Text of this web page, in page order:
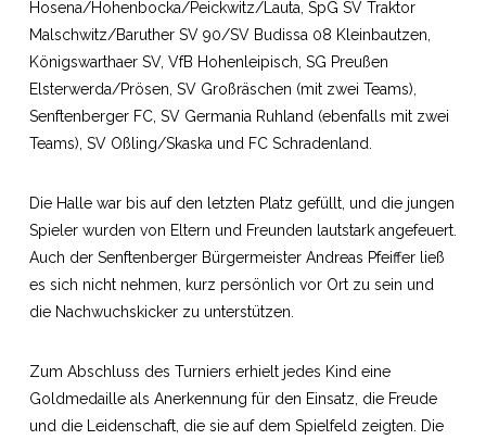
Hosena/Hohenbocka/Peickwitz/Lauta, SpG SV Traktor
Malschwitz/Baruther SV 90/SV Budissa 08 Kleinbautzen,
Königswarthaer SV, VfB Hohenleipisch, SG Preußen
Elsterwerda/Prösen, SV Großräschen (mit zwei Teams),
Senftenberger FC, SV Germania Ruhland (ebenfalls mit zwei
Teams), SV Oßling/Skaska und FC Schradenland.
Die Halle war bis auf den letzten Platz gefüllt, und die jungen
Spieler wurden von Eltern und Freunden lautstark angefeuert.
Auch der Senftenberger Bürgermeister Andreas Pfeiffer ließ
es sich nicht nehmen, kurz persönlich vor Ort zu sein und
die Nachwuchskicker zu unterstützen.
Zum Abschluss des Turniers erhielt jedes Kind eine
Goldmedaille als Anerkennung für den Einsatz, die Freude
und die Leidenschaft, die sie auf dem Spielfeld zeigten. Die